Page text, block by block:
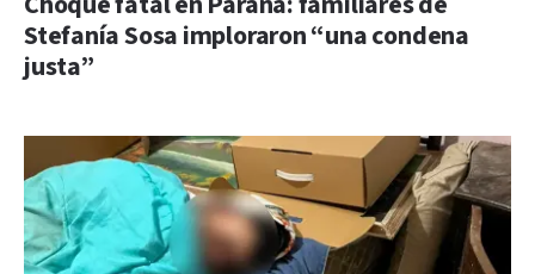
Stefanía Sosa imploraron “una condena
justa”